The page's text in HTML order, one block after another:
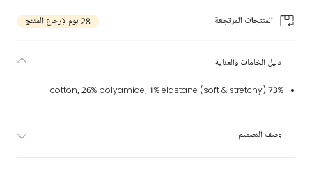
المنتجات المرتجعة 28 يوم لإرجاع المنتج
دليل الخامات والعناية
73% cotton, 26% polyamide, 1% elastane (soft & stretchy)
وصف التصميم